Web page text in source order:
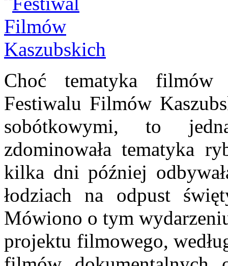
Choć tematyka filmów
Festiwalu Filmów
sobótkowymi, to
zdominowała tematyka
kilka dni później
łodziach na odpust
Mówiono o tym
projektu filmowego,